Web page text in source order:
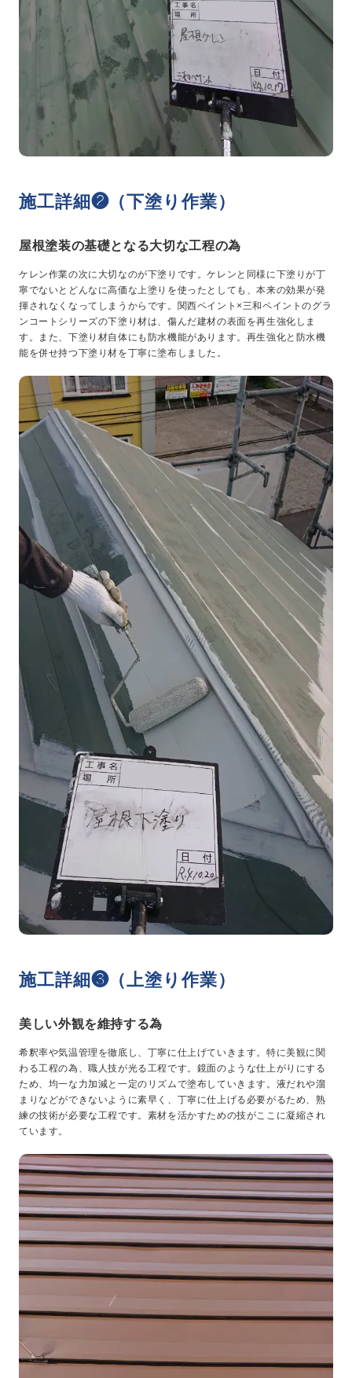
施工詳細❷（下塗り作業）
屋根塗装の基礎となる大切な工程の為
ケレン作業の次に大切なのが下塗りです。ケレンと同様に下塗りが丁
寧でないとどんなに高価な上塗りを使ったとしても、本来の効果が発
揮されなくなってしまうからです。関西ペイント×三和ペイントのグラ
ンコートシリーズの下塗り材は、傷んだ建材の表面を再生強化しま
す。また、下塗り材自体にも防水機能があります。再生強化と防水機
能を併せ持つ下塗り材を丁寧に塗布しました。
施工詳細❸（上塗り作業）
美しい外観を維持する為
希釈率や気温管理を徹底し、丁寧に仕上げていきます。特に美観に関
わる工程の為、職人技が光る工程です。鏡面のような仕上がりにする
ため、均一な力加減と一定のリズムで塗布していきます。液だれや溜
まりなどができないように素早く、丁寧に仕上げる必要がるため、熟
練の技術が必要な工程です。素材を活かすための技がここに凝縮され
ています。